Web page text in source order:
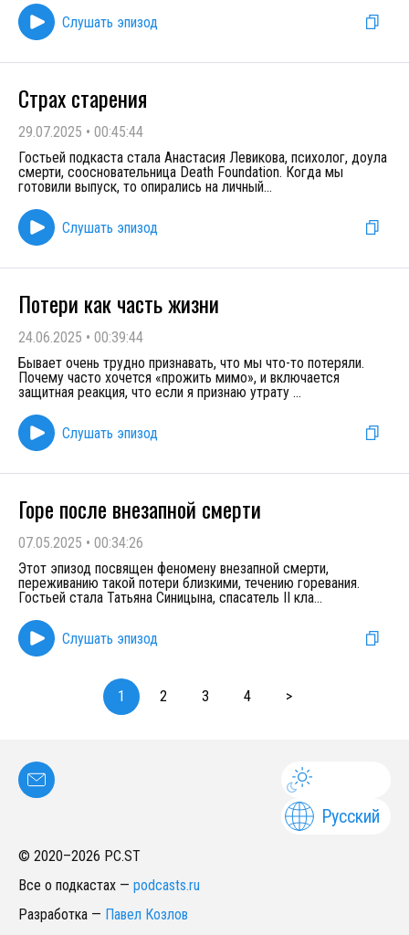
Слушать эпизод
Страх старения
29.07.2025 • 00:45:44
Гостьей подкаста стала Анастасия Левикова, психолог, доула
смерти, соосновательница Death Foundation. Когда мы
готовили выпуск, то опирались на личный...
Слушать эпизод
Потери как часть жизни
24.06.2025 • 00:39:44
Бывает очень трудно признавать, что мы что-то потеряли.
Почему часто хочется «прожить мимо», и включается
защитная реакция, что если я признаю утрату ...
Слушать эпизод
Горе после внезапной смерти
07.05.2025 • 00:34:26
Этот эпизод посвящен феномену внезапной смерти,
переживанию такой потери близкими, течению горевания.
Гостьей стала Татьяна Синицына, спасатель II кла...
Слушать эпизод
1 2 3 4 >
Русский
© 2020–2026 PC.ST
Все о подкастах — podcasts.ru
Разработка — Павел Козлов